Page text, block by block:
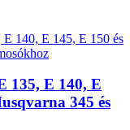
135, E 140, E
345 és